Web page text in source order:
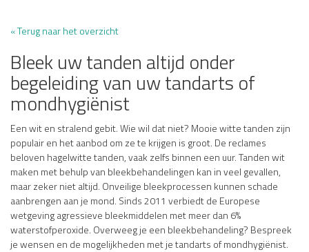
« Terug naar het overzicht
Bleek uw tanden altijd onder
begeleiding van uw tandarts of
mondhygiënist
Een wit en stralend gebit. Wie wil dat niet? Mooie witte tanden zijn
populair en het aanbod om ze te krijgen is groot. De reclames
beloven hagelwitte tanden, vaak zelfs binnen een uur. Tanden wit
maken met behulp van bleekbehandelingen kan in veel gevallen,
maar zeker niet altijd. Onveilige bleekprocessen kunnen schade
aanbrengen aan je mond. Sinds 2011 verbiedt de Europese
wetgeving agressieve bleekmiddelen met meer dan 6%
waterstofperoxide. Overweeg je een bleekbehandeling? Bespreek
je wensen en de mogelijkheden met je tandarts of mondhygiënist.